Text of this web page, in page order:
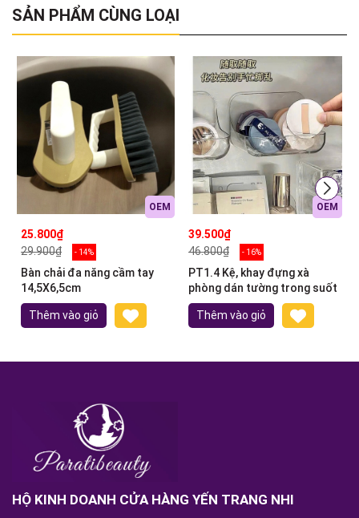
SẢN PHẨM CÙNG LOẠI
OEM
25.800₫
29.900₫
- 14%
Bàn chải đa năng cầm tay
14,5X6,5cm
Thêm vào giỏ
OEM
39.500₫
46.800₫
- 16%
PT1.4 Kệ, khay đựng xà
phòng dán tường trong suốt
Thêm vào giỏ
HỘ KINH DOANH CỬA HÀNG YẾN TRANG NHI